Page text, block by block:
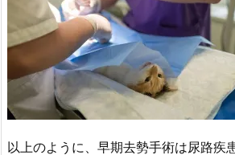
以上のように、早期去勢手術は尿路疾